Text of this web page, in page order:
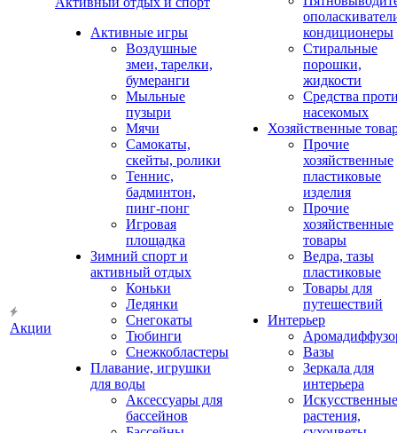
Акции
Активные игры
Воздушные
змеи, тарелки,
бумеранги
Мыльные
пузыри
Мячи
Самокаты,
скейты, ролики
Теннис,
бадминтон,
пинг-понг
Игровая
площадка
Зимний спорт и
активный отдых
Коньки
Ледянки
Снегокаты
Тюбинги
Снежкобластеры
Плавание, игрушки
для воды
Аксессуары для
бассейнов
кондиционеры
Стиральные
порошки,
жидкости
Средства
насекомых
Хозяйственные
Прочие
хозяйственные
пластиковые
изделия
Прочие
хозяйственные
товары
Ведра, тазы
пластиковые
Товары для
путешествий
Интерьер
Вазы
Зеркала для
интерьера
Искусственные
растения,